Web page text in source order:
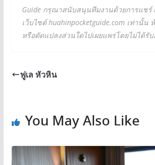
Guide กรุณาสนับสนุนทีมงานด้วยการแชร์
เว็บไซต์ huahinpocketguide.com เท่านั้น
หรือดัดแปลงส่วนใดไปเผยแพร่โดยไม่ได้รั
ฟูเล หัวหิน
You May Also Like